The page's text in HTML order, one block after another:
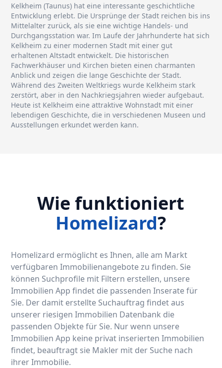
Kelkheim (Taunus) hat eine interessante geschichtliche
Entwicklung erlebt. Die Ursprünge der Stadt reichen bis ins
Mittelalter zurück, als sie eine wichtige Handels- und
Durchgangsstation war. Im Laufe der Jahrhunderte hat sich
Kelkheim zu einer modernen Stadt mit einer gut
erhaltenen Altstadt entwickelt. Die historischen
Fachwerkhäuser und Kirchen bieten einen charmanten
Anblick und zeigen die lange Geschichte der Stadt.
Während des Zweiten Weltkriegs wurde Kelkheim stark
zerstört, aber in den Nachkriegsjahren wieder aufgebaut.
Heute ist Kelkheim eine attraktive Wohnstadt mit einer
lebendigen Geschichte, die in verschiedenen Museen und
Ausstellungen erkundet werden kann.
Wie funktioniert
Homelizard?
Homelizard ermöglicht es Ihnen, alle am Markt
verfügbaren Immobilienangebote zu finden. Sie
können Suchprofile mit Filtern erstellen, unsere
Immobilien App findet die passenden Inserate für
Sie. Der damit erstellte Suchauftrag findet aus
unserer riesigen Immobilien Datenbank die
passenden Objekte für Sie. Nur wenn unsere
Immobilien App keine privat inserierten Immobilien
findet, beauftragt sie Makler mit der Suche nach
ihrer Immobilie.